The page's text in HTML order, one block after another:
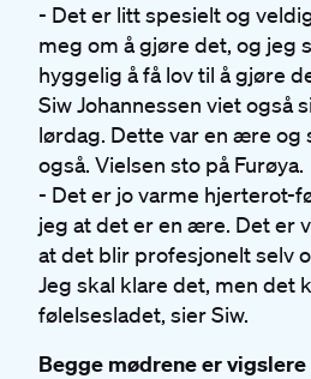
- Det er litt spesielt og
meg om å gjøre det, og jeg
hyggelig å få lov til å gjøre
Siw Johannessen viet også
lørdag. Dette var en ære og
også. Vielsen sto på Furøya.
- Det er jo varme hjerterot-
jeg at det er en ære. Det er
at det blir profesjonelt selv
Jeg skal klare det, men det
følelsesladet, sier Siw.
Begge mødrene er